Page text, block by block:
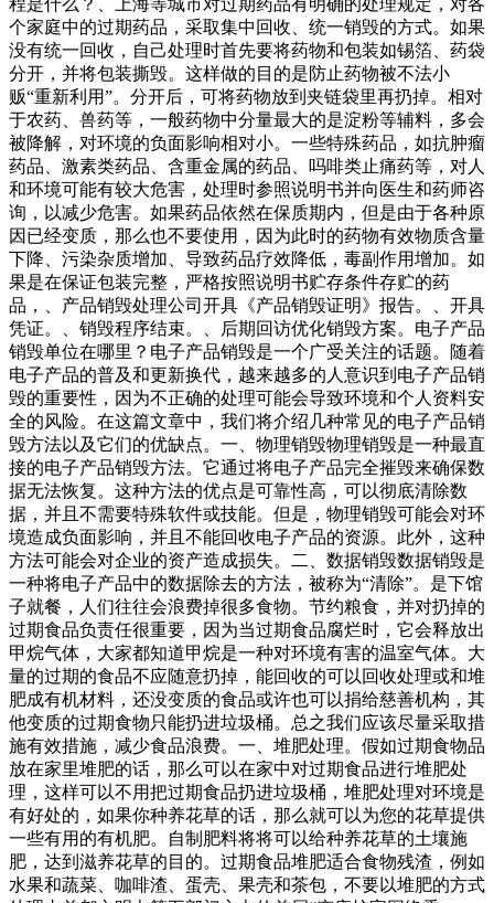
程是什么？、上海等城市对过期药品有明确的处理规定，对各
个家庭中的过期药品，采取集中回收、统一销毁的方式。如果
没有统一回收，自己处理时首先要将药物和包装如锡箔、药袋
分开，并将包装撕毁。这样做的目的是防止药物被不法小
贩“重新利用”。分开后，可将药物放到夹链袋里再扔掉。相对
于农药、兽药等，一般药物中分量最大的是淀粉等辅料，多会
被降解，对环境的负面影响相对小。一些特殊药品，如抗肿瘤
药品、激素类药品、含重金属的药品、吗啡类止痛药等，对人
和环境可能有较大危害，处理时参照说明书并向医生和药师咨
询，以减少危害。如果药品依然在保质期内，但是由于各种原
因已经变质，那么也不要使用，因为此时的药物有效物质含量
下降、污染杂质增加、导致药品疗效降低，毒副作用增加。如
果是在保证包装完整，严格按照说明书贮存条件存贮的药
品，、产品销毁处理公司开具《产品销毁证明》报告。、开具
凭证。、销毁程序结束。、后期回访优化销毁方案。电子产品
销毁单位在哪里？电子产品销毁是一个广受关注的话题。随着
电子产品的普及和更新换代，越来越多的人意识到电子产品销
毁的重要性，因为不正确的处理可能会导致环境和个人资料安
全的风险。在这篇文章中，我们将介绍几种常见的电子产品销
毁方法以及它们的优缺点。一、物理销毁物理销毁是一种最直
接的电子产品销毁方法。它通过将电子产品完全摧毁来确保数
据无法恢复。这种方法的优点是可靠性高，可以彻底清除数
据，并且不需要特殊软件或技能。但是，物理销毁可能会对环
境造成负面影响，并且不能回收电子产品的资源。此外，这种
方法可能会对企业的资产造成损失。二、数据销毁数据销毁是
一种将电子产品中的数据除去的方法，被称为“清除”。是下馆
子就餐，人们往往会浪费掉很多食物。节约粮食，并对扔掉的
过期食品负责任很重要，因为当过期食品腐烂时，它会释放出
甲烷气体，大家都知道甲烷是一种对环境有害的温室气体。大
量的过期的食品不应随意扔掉，能回收的可以回收处理或和堆
肥成有机材料，还没变质的食品或许也可以捐给慈善机构，其
他变质的过期食物只能扔进垃圾桶。总之我们应该尽量采取措
施有效措施，减少食品浪费。一、堆肥处理。假如过期食物品
放在家里堆肥的话，那么可以在家中对过期食品进行堆肥处
理，这样可以不用把过期食品扔进垃圾桶，堆肥处理对环境是
有好处的，如果你种养花草的话，那么就可以为您的花草提供
一些有用的有机肥。自制肥料将将可以给种养花草的土壤施
肥，达到滋养花草的目的。过期食品堆肥适合食物残渣，例如
水果和蔬菜、咖啡渣、蛋壳、果壳和茶包，不要以堆肥的方式